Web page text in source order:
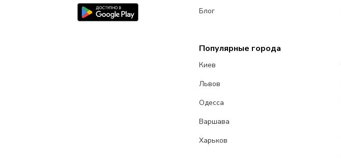
Блог
Популярные города
Киев
Львов
Одесса
Варшава
Харьков